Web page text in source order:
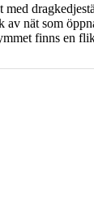
med
av nät som
finns en